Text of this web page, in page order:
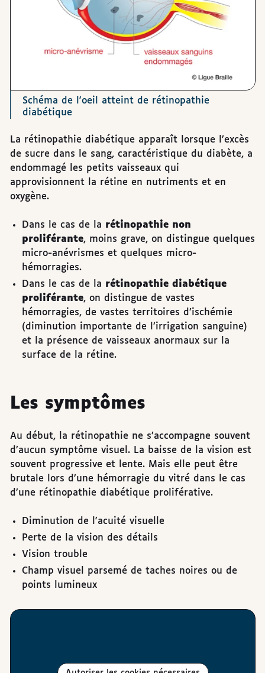
Schéma de l'oeil atteint de rétinopathie
diabétique
La rétinopathie diabétique apparaît lorsque l’excès
de sucre dans le sang, caractéristique du diabète, a
endommagé les petits vaisseaux qui
approvisionnent la rétine en nutriments et en
oxygène.
Dans le cas de la rétinopathie non
proliférante, moins grave, on distingue quelques
micro-anévrismes et quelques micro-
hémorragies.
Dans le cas de la rétinopathie diabétique
proliférante, on distingue de vastes
hémorragies, de vastes territoires d’ischémie
(diminution importante de l’irrigation sanguine)
et la présence de vaisseaux anormaux sur la
surface de la rétine.
Les symptômes
Au début, la rétinopathie ne s’accompagne souvent
d’aucun symptôme visuel. La baisse de la vision est
souvent progressive et lente. Mais elle peut être
brutale lors d’une hémorragie du vitré dans le cas
d’une rétinopathie diabétique proliférative.
Diminution de l'acuité visuelle
Perte de la vision des détails
Vision trouble
Champ visuel parsemé de taches noires ou de
points lumineux